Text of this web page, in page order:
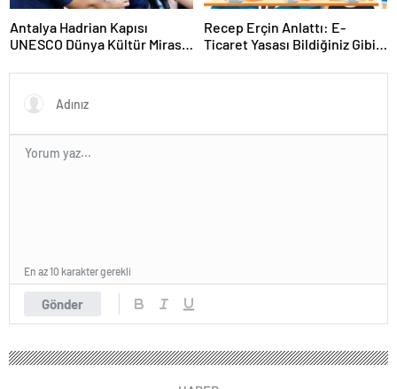
Antalya Hadrian Kapısı
UNESCO Dünya Kültür Mirası
Recep Erçin Anlattı: E-
Ticaret Yasası Bildiğiniz Gibi
Gönder
En az 10 karakter gerekli